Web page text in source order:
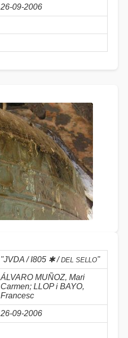
26-09-2006
"JVDA / I805 ✱ /DEL SELLO"
ÁLVARO MUÑOZ, Mari
Carmen; LLOP i BAYO,
Francesc
26-09-2006